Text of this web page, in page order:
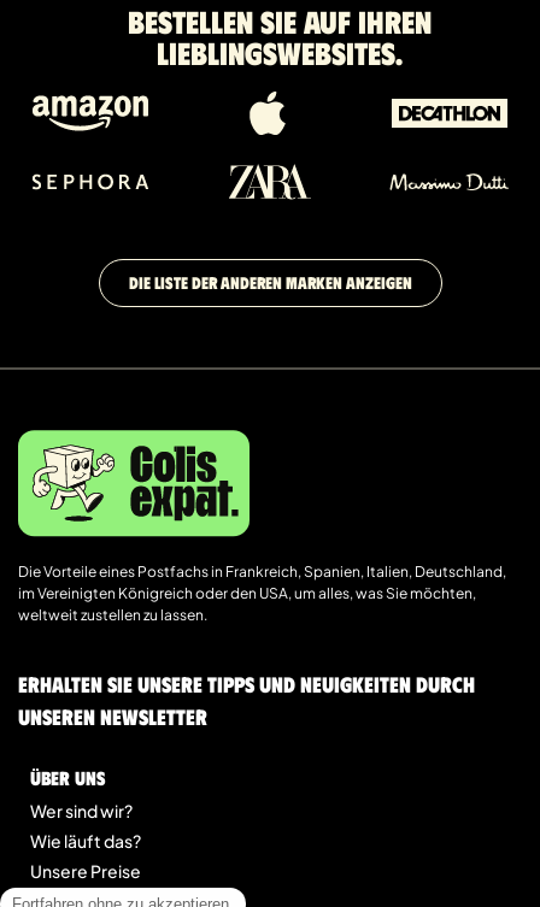
Bestellen Sie auf Ihren
Lieblingswebsites.
DIE LISTE DER ANDEREN MARKEN ANZEIGEN
Die Vorteile eines Postfachs in Frankreich, Spanien, Italien, Deutschland,
im Vereinigten Königreich oder den USA, um alles, was Sie möchten,
weltweit zustellen zu lassen.
Erhalten Sie unsere Tipps und Neuigkeiten durch
unseren Newsletter
Über uns
Wer sind wir?
Wie läuft das?
Unsere Preise
Kontakt